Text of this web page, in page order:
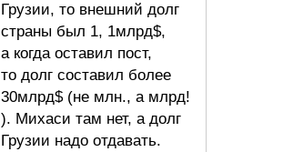
Грузии, то внешний долг
страны был 1, 1млрд$,
а когда оставил пост,
то долг составил более
30млрд$ (не млн., а млрд!
). Михаси там нет, а долг
Грузии надо отдавать.